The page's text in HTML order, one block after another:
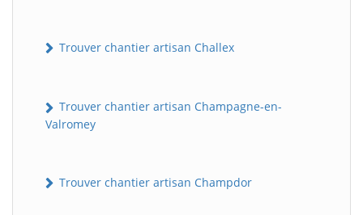
Trouver chantier artisan Challex
Trouver chantier artisan Champagne-en-
Valromey
Trouver chantier artisan Champdor